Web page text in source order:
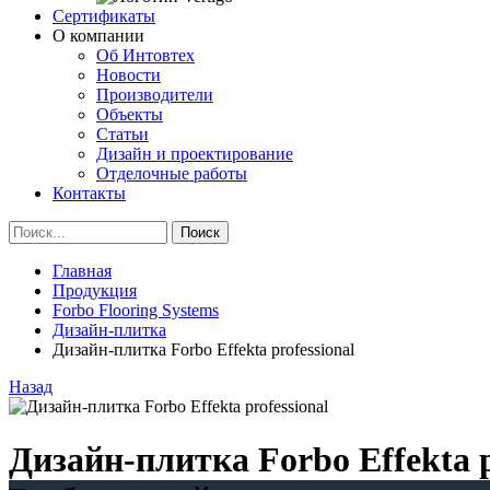
Сертификаты
О компании
Об Интовтех
Новости
Производители
Объекты
Статьи
Дизайн и проектирование
Отделочные работы
Контакты
Главная
Продукция
Forbo Flooring Systems
Дизайн-плитка
Дизайн-плитка Forbo Effekta professional
Назад
Дизайн-плитка Forbo Effekta